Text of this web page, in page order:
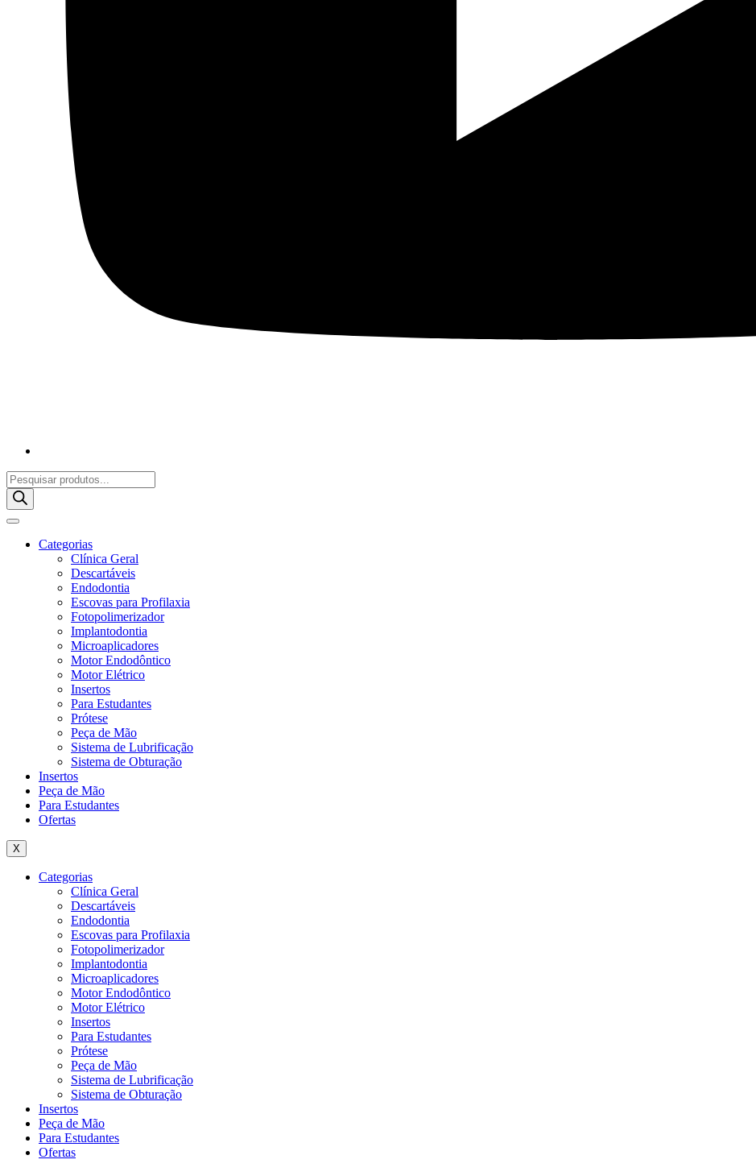
Pesquisar
produtos
Categorias
Clínica Geral
Descartáveis
Endodontia
Escovas para Profilaxia
Fotopolimerizador
Implantodontia
Microaplicadores
Motor Endodôntico
Motor Elétrico
Insertos
Para Estudantes
Prótese
Peça de Mão
Sistema de Lubrificação
Sistema de Obturação
Insertos
Peça de Mão
Para Estudantes
Ofertas
X
Categorias
Clínica Geral
Descartáveis
Endodontia
Escovas para Profilaxia
Fotopolimerizador
Implantodontia
Microaplicadores
Motor Endodôntico
Motor Elétrico
Insertos
Para Estudantes
Prótese
Peça de Mão
Sistema de Lubrificação
Sistema de Obturação
Insertos
Peça de Mão
Para Estudantes
Ofertas